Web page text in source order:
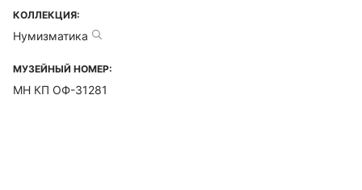
КОЛЛЕКЦИЯ:
Нумизматика
МУЗЕЙНЫЙ НОМЕР:
МН КП ОФ-31281